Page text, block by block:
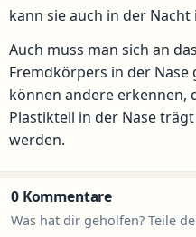
kann sie auch in der Nacht
Auch muss man sich an
Fremdkörpers in der Nase
können andere erkennen,
Plastikteil in der Nase
werden.
0 Kommentare
Was hat dir geholfen? Teile